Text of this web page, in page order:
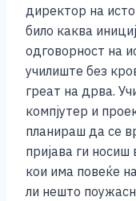
директор на
било каква
одговорност на
училиште без
греат на дрва.
компјутер и
планираш да се
пријава ги
кои има повеќе
ли нешто